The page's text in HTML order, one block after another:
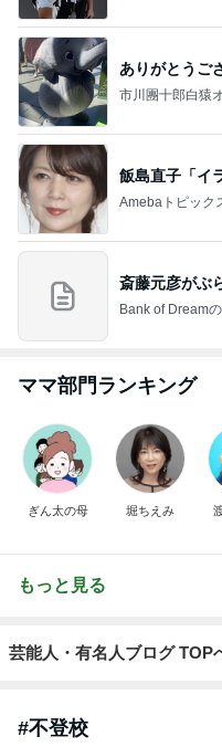
ありがとうご
市川團十郎白猿
飯島直子「イ
Amebaトピック
斎藤元彦がぶ
Bank of Dream
ママ部門ランキング
ぎん太の母 堀ちえみ
もっと見る
芸能人・有名人ブログ TOP
#不登校